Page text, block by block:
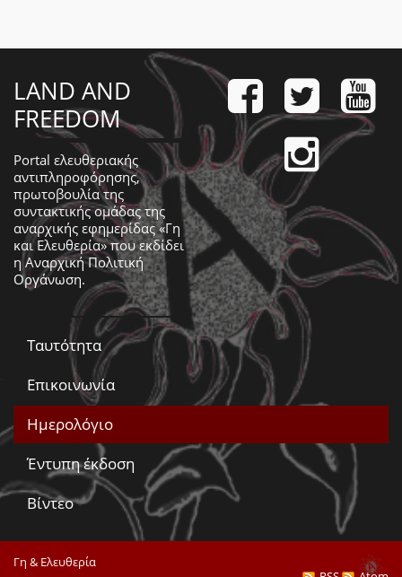
LAND AND
FREEDOM
Portal ελευθεριακής
αντιπληροφόρησης,
πρωτοβουλία της
συντακτικής ομάδας της
αναρχικής εφημερίδας «Γη
και Ελευθερία» που εκδίδει
ηΑναρχική Πολιτική
Οργάνωση.
Ταυτότητα
Επικοινωνία
Ημερολόγιο
Έντυπη έκδοση
Βίντεο
Γη & Ελευθερία